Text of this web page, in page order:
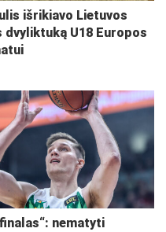
išrikiavo Lietuvos
dvyliktuką U18 Europos
nematyti